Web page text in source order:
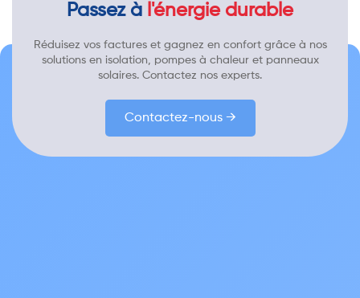
Passez à l'énergie durable
Réduisez vos factures et gagnez en confort grâce à nos
solutions en isolation, pompes à chaleur et panneaux
solaires. Contactez nos experts.
Contactez-nous →